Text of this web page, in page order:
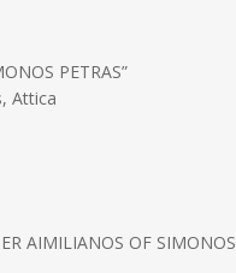
PETRAS”
Attica
AIMILIANOS OF SIMONOS